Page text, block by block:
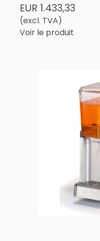
EUR 1.433,33
(excl. TVA)
Voir le produit